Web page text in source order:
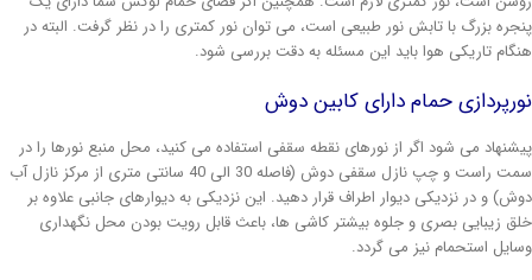
بزرگ با تابش نور طبیعی است، می توان نور کمتری را در نظر گرفت. البته در
تاریکی هوا باید این مسئله به دقت بررسی شود.
حمام دارای کابین دوش
می شود اگر از نورهای نقطه سقفی استفاده می کنید، محل منبع نورها را در
سمت راست و چپ نازل سقفی دوش (فاصله 30 الی 40 سانتی متری از مرکز نازل آب
و در نزدیکی دیوار اطراف قرار دهید. این نزدیکی به دیوارهای جانبی علاوه بر
زیبایی بصری و جلوه بیشتر کاشی ها، باعث قابل رویت بودن محل نگهداری
استحمام نیز می گردد.